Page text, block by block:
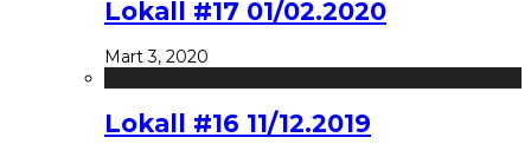
Lokall #17 01/02.2020
Mart 3, 2020
Lokall #16 11/12.2019